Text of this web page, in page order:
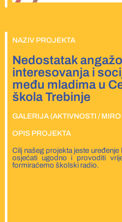
NAZIV PROJEKTA
Nedostatak
interesovanja i
među mladima u
škola Trebinje
GALERIJA (AKTIVNOSTI /
OPIS PROJEKTA
Cilj našeg projekta jeste
osjećati ugodno i provoditi
formiraćemo školski radio.